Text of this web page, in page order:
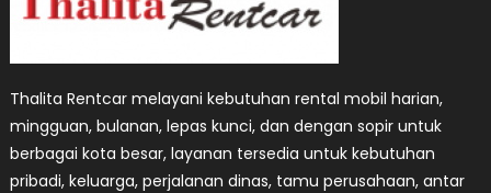
Thalita Rentcar melayani kebutuhan rental mobil harian,
mingguan, bulanan, lepas kunci, dan dengan sopir untuk
berbagai kota besar, layanan tersedia untuk kebutuhan
pribadi, keluarga, perjalanan dinas, tamu perusahaan, antar